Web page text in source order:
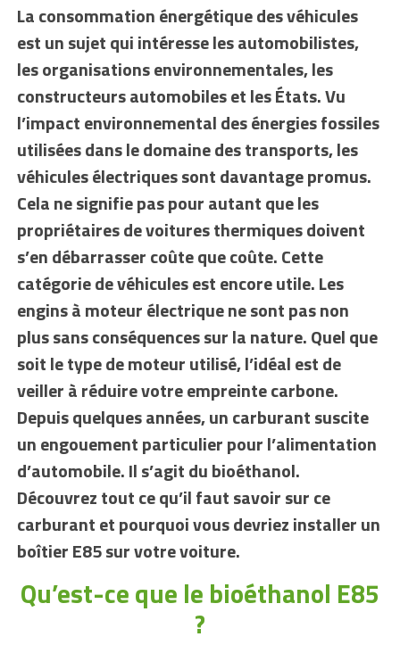
La consommation énergétique des véhicules
est un sujet qui intéresse les automobilistes,
les organisations environnementales, les
constructeurs automobiles et les États. Vu
l’impact environnemental des énergies fossiles
utilisées dans le domaine des transports, les
véhicules électriques sont davantage promus.
Cela ne signifie pas pour autant que les
propriétaires de voitures thermiques doivent
s’en débarrasser coûte que coûte. Cette
catégorie de véhicules est encore utile. Les
engins à moteur électrique ne sont pas non
plus sans conséquences sur la nature. Quel que
soit le type de moteur utilisé, l’idéal est de
veiller à réduire votre empreinte carbone.
Depuis quelques années, un carburant suscite
un engouement particulier pour l’alimentation
d’automobile. Il s’agit du bioéthanol.
Découvrez tout ce qu’il faut savoir sur ce
carburant et pourquoi vous devriez installer un
boîtier E85 sur votre voiture.
Qu’est-ce que le bioéthanol E85
?